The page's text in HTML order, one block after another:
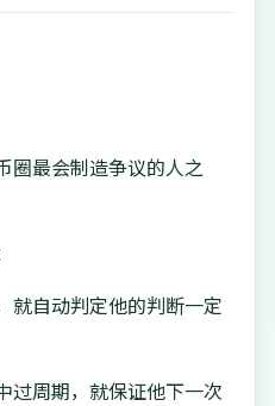
圈最会制造争议的人之
就自动判定他的判断一定
过周期，就保证他下一次